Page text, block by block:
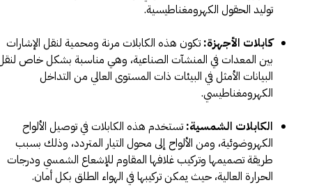
توليد الحقول الكهرومغناطيسية.
كابلات الأجهزة: تكون هذه الكابلات مرنة ومحمية لنقل الإشارات
بين المعدات في المنشآت الصناعية، وهي مناسبة بشكل خاص
البيانات الأمثل في البيئات ذات المستوى العالي من التداخل
الكهرومغناطيسي.
الكابلات الشمسية: تستخدم هذه الكابلات في توصيل الألواح
الكهروضوئية، ومن الألواح إلى محول التيار المتردد، وذلك بسبب
طريقة تصميمها وتركيب غلافها المقاوم للإشعاع الشمسي ودرجات
الحرارة العالية، حيث يمكن تركيبها في الهواء الطلق بكل أمان.